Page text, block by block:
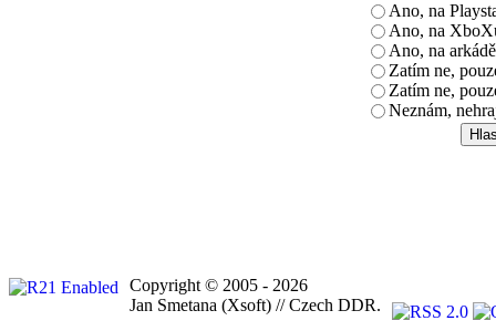
Ano, na
Ano, na
Ano, na arkádě
Zatím ne,
Zatím ne,
Neznám,
Copyright © 2005 - 2026
Jan Smetana (Xsoft) // Czech DDR.